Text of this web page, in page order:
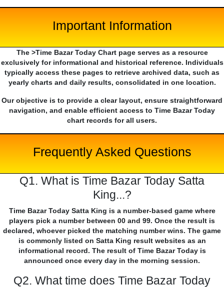
Important Information
The >Time Bazar Today Chart page serves as a resource
exclusively for informational and historical reference. Individuals
typically access these pages to retrieve archived data, such as
yearly charts and daily results, consolidated in one location.
Our objective is to provide a clear layout, ensure straightforward
navigation, and enable efficient access to Time Bazar Today
chart records for all users.
Frequently Asked Questions
Q1. What is Time Bazar Today Satta
King...?
Time Bazar Today Satta King is a number-based game where
players pick a number between 00 and 99. Once the result is
declared, whoever picked the matching number wins. The game
is commonly listed on Satta King result websites as an
informational record. The result of Time Bazar Today is
announced once every day in the morning session.
Q2. What time does Time Bazar Today